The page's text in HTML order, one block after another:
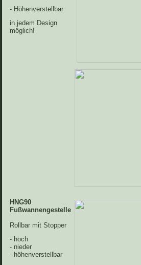
- Höhenverstellbar
in jedem Design
möglich!
HNG90
Fußwannengestelle
Rollbar mit Stopper
- hoch
- nieder
- höhenverstellbar